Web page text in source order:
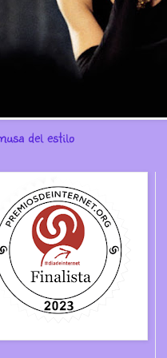
del estilo